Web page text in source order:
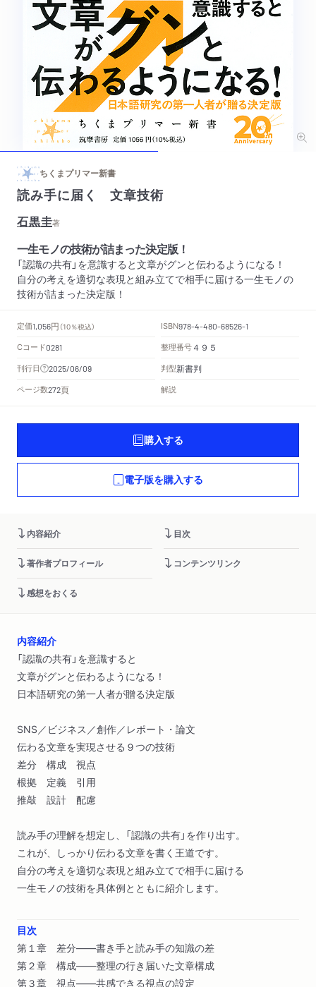
ちくまプリマー新書
読み手に届く 文章技術
石黒圭著
一生モノの技術が詰まった決定版！
「認識の共有」を意識すると文章がグンと伝わるようになる！
自分の考えを適切な表現と組み立てで相手に届ける一生モノの
技術が詰まった決定版！
定価1,056円 （10％税込） ISBN978-4-480-68526-1
Cコード0281 整理番号４９５
刊行日 2025/06/09 判型新書判
ページ数272頁 解説
購入する
電子版を購入する
内容紹介 目次
著作者プロフィール コンテンツリンク
感想をおくる
内容紹介
「認識の共有」を意識すると
文章がグンと伝わるようになる！
日本語研究の第一人者が贈る決定版
SNS／ビジネス／創作／レポート・論文
伝わる文章を実現させる９つの技術
差分 構成 視点
根拠 定義 引用
推敲 設計 配慮
読み手の理解を想定し、「認識の共有」を作り出す。
これが、しっかり伝わる文章を書く王道です。
自分の考えを適切な表現と組み立てで相手に届ける
一生モノの技術を具体例とともに紹介します。
目次
第１章 差分――書き手と読み手の知識の差
第２章 構成――整理の行き届いた文章構成
第３章 視点――共感できる視点の設定